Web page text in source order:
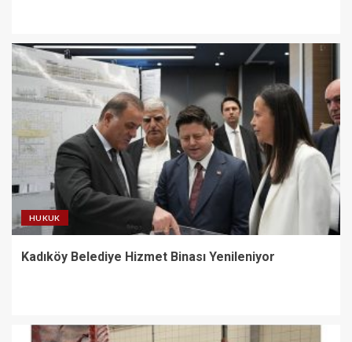
HUKUK
Kadıköy Belediye Hizmet Binası Yenileniyor